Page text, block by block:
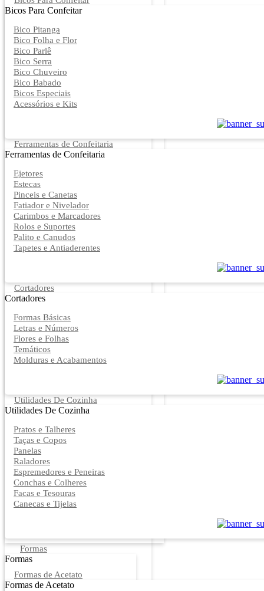
Bicos Para Confeitar
Bico Pitanga
Bico Folha e Flor
Bico Parlê
Bico Serra
Bico Chuveiro
Bico Babado
Bicos Especiais
Acessórios e Kits
Ferramentas de Confeitaria
Ferramentas de Confeitaria
Ejetores
Estecas
Pinceis e Canetas
Fatiador e Nivelador
Carimbos e Marcadores
Rolos e Suportes
Palito e Canudos
Tapetes e Antiaderentes
Cortadores
Cortadores
Formas Básicas
Letras e Números
Flores e Folhas
Temáticos
Molduras e Acabamentos
Utilidades De Cozinha
Utilidades De Cozinha
Pratos e Talheres
Taças e Copos
Panelas
Raladores
Espremedores e Peneiras
Conchas e Colheres
Facas e Tesouras
Canecas e Tijelas
Formas
Formas
Formas de Acetato
Formas de Acetato